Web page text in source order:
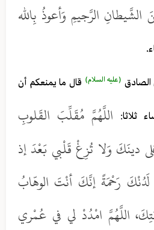
الشَّيطانِ الرَّجيمِ وَأعوذُ بِالله
الصادق (عليه السلام) قال ما يمنعكم أن
ثلاثا:
اللَّهُمَّ مُقَلِّبَ القَلوبِ
دينَكَ وَلا تُزِغْ قَلْبي بَعْدَ إذ
رَحْمَةً إنَّكَ أنْتَ الوهّابُ
اللَّهُمَّ امْدُدْ لي في عُمْري